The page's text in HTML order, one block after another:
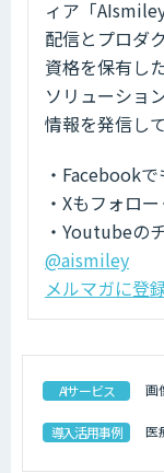
ィア「
配信とプロダ
資格を保有し
ソリューショ
情報を発信し
・Facebook
・Xもフォロ
・Youtubeの
@aismiley
メルマガに登
AIサービス 画
導入活用事例 医